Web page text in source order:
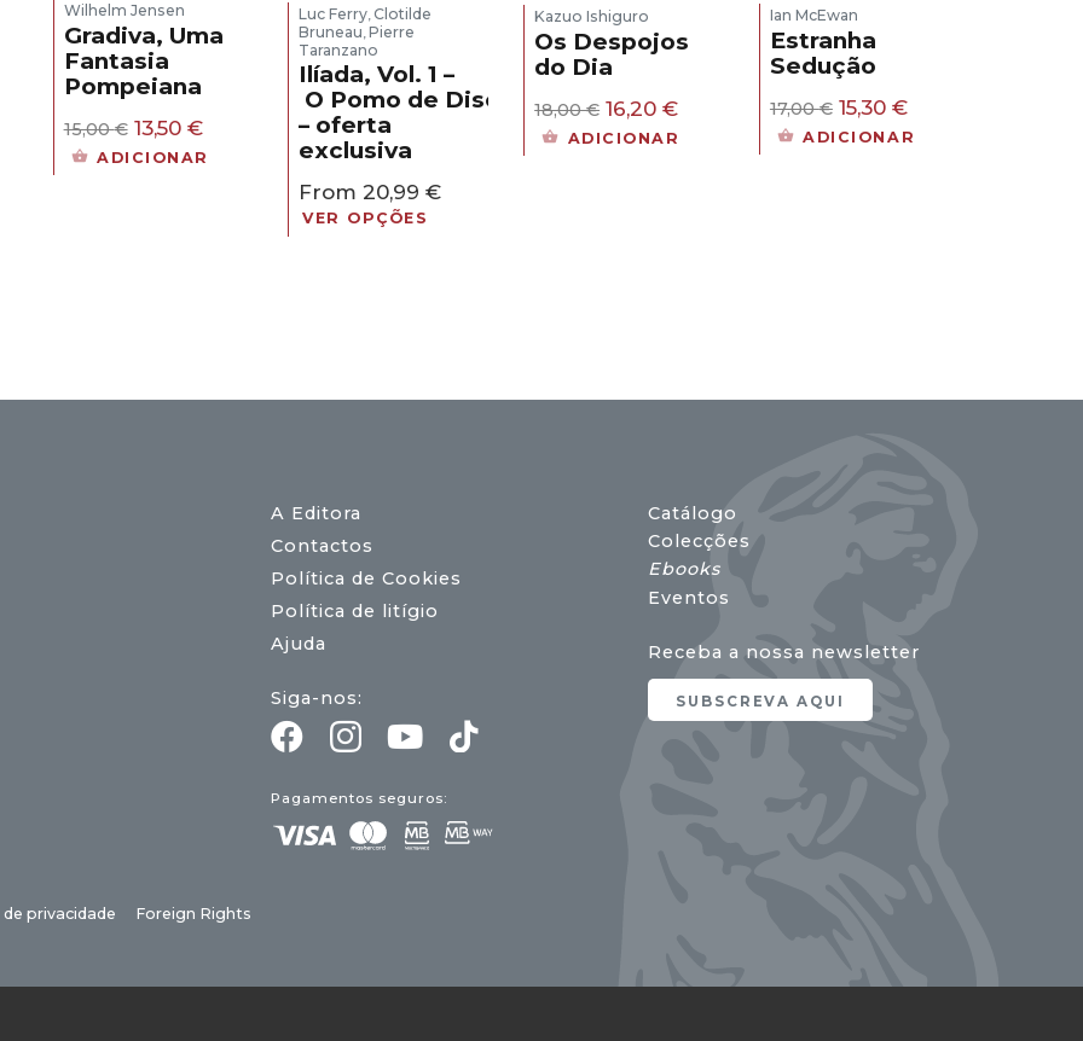
Wilhelm Jensen
Gradiva, Uma
Fantasia
Pompeiana
15,00€ O
preço
original
13,50 €O
preço
atual
ADICIONAR
Luc Ferry,Clotilde
Bruneau,Pierre
Taranzano
Ilíada, Vol. 1 –
O Pomo de Discórdia
– oferta
exclusiva
From20,99€
VER OPÇÕES
Kazuo Ishiguro
Os Despojos
do Dia
18,00€ O
preço
16,20€O
ADICIONAR
Ian McEwan
Estranha
Sedução
17,00€ O
preço
15,30 €O
preço
ADICIONAR
A Editora
Contactos
Política de Cookies
Política de litígio
Ajuda
Siga-nos:
Pagamentos seguros:
Catálogo
Colecções
Ebooks
Eventos
Receba a nossa newsletter
SUBSCREVA AQUI
privacidade Foreign Rights